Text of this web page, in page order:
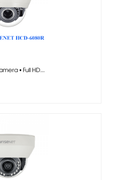
• Full HD...